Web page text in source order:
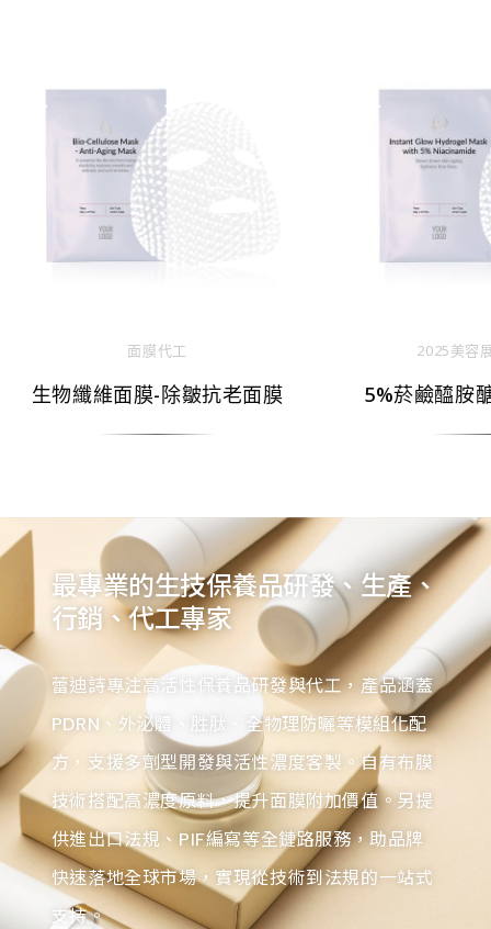
面膜代工
生物纖維面膜-除皺抗老面膜
2025美容
5%菸鹼醯胺
最專業的生技保養品研發、生產、
行銷、代工專家
蕾迪詩專注高活性保養品研發與代工，產品涵蓋
PDRN、外泌體、胜肽、全物理防曬等模組化配
方，支援多劑型開發與活性濃度客製。自有布膜
技術搭配高濃度原料，提升面膜附加價值。另提
供進出口法規、PIF編寫等全鏈路服務，助品牌
快速落地全球市場，實現從技術到法規的一站式
支持。